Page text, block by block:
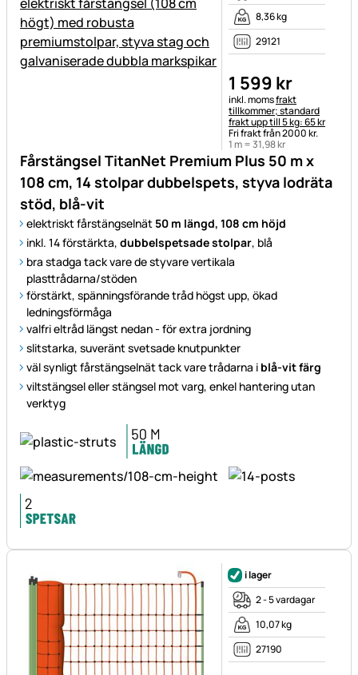
Fårstängsel TitanNet Premium Plus 50 m x
108 cm, 14 stolpar dubbelspets, styva lodräta
stöd, blå-vit
elektriskt fårstängselnät 50 m längd, 108 cm höjd
inkl. 14 förstärkta, dubbelspetsade stolpar, blå
bra stadga tack vare de styvare vertikala
plasttrådarna/stöden
förstärkt, spänningsförande tråd högst upp, ökad
ledningsförmåga
valfri eltråd längst nedan - för extra jordning
slitstarka, suveränt svetsade knutpunkter
väl synligt fårstängselnät tack vare trådarna i blå-vit färg
viltstängsel eller stängsel mot varg, enkel hantering utan
verktyg
8,36 kg
29121
1 599 kr
Skatteinformation:
inkl. momsfrakt
tillkommer; standard
frakt upp till 5 kg: 65 kr
Fri frakt från 2000 kr.
1 m =31,98kr
i lager
2 - 5 vardagar
10,07 kg
27190